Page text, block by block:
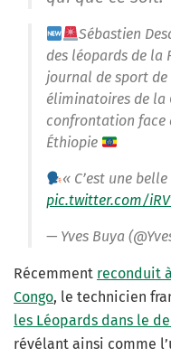
Sébastien
des léopards de la
journal de sport
éliminatoires de la
confrontation face
Éthiopie
« C’est une
pic.twitter.com/
— Yves Buya
Récemment reconduit
Congo, le technicien
les Léopards dans le
révélant ainsi comme